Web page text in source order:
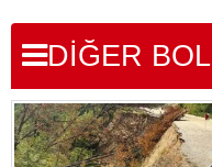
DİĞER